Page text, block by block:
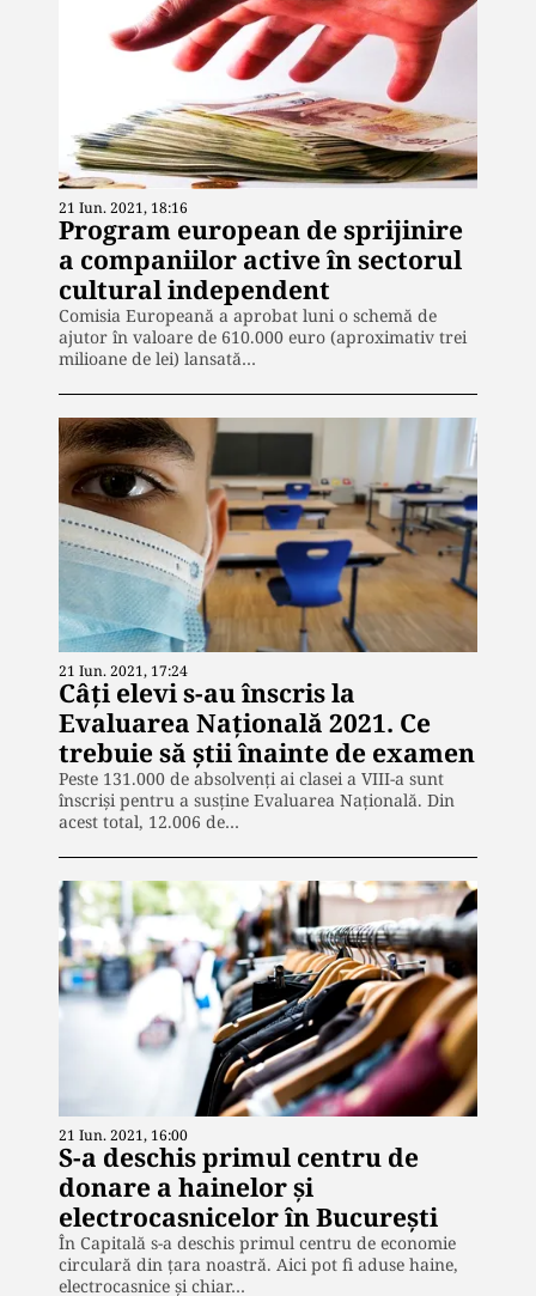
21 Iun. 2021, 18:16
Program european de sprijinire
a companiilor active în sectorul
cultural independent
Comisia Europeană a aprobat luni o schemă de
ajutor în valoare de 610.000 euro (aproximativ trei
milioane de lei) lansată…
21 Iun. 2021, 17:24
Câți elevi s-au înscris la
Evaluarea Naţională 2021. Ce
trebuie să știi înainte de examen
Peste 131.000 de absolvenţi ai clasei a VIII-a sunt
înscrişi pentru a susţine Evaluarea Naţională. Din
acest total, 12.006 de…
21 Iun. 2021, 16:00
S-a deschis primul centru de
donare a hainelor şi
electrocasnicelor în București
În Capitală s-a deschis primul centru de economie
circulară din ţara noastră. Aici pot fi aduse haine,
electrocasnice şi chiar…